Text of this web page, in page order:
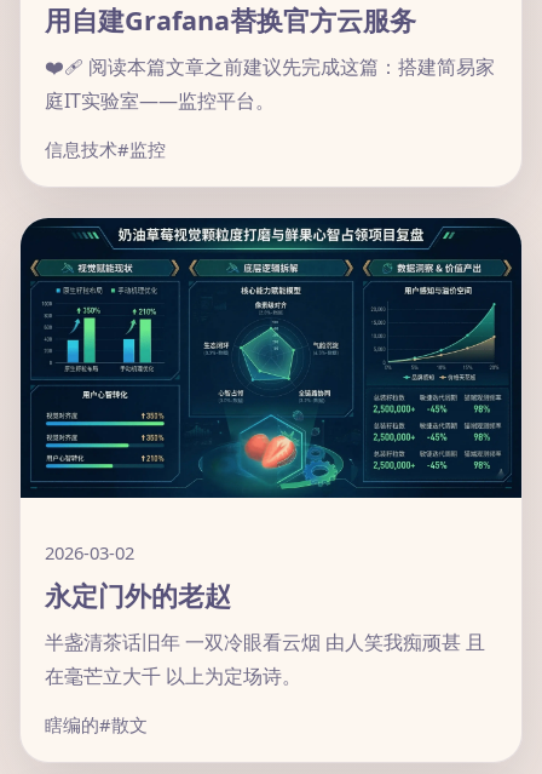
用自建Grafana替换官方云服务
❤️‍🩹 阅读本篇文章之前建议先完成这篇：搭建简易家
庭IT实验室——监控平台。
信息技术#监控
2026-03-02
永定门外的老赵
半盏清茶话旧年 一双冷眼看云烟 由人笑我痴顽甚 且
在毫芒立大千 以上为定场诗。
瞎编的#散文